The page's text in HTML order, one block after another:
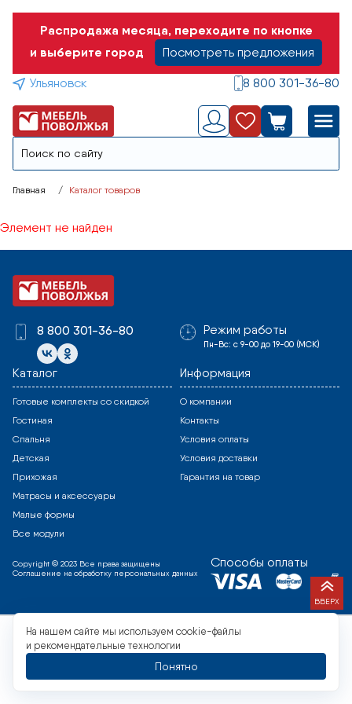
Распродажа месяца, переходите по кнопке
и выберите город
Посмотреть предложения
Ульяновск 8 800 301-36-80
Главная Каталог товаров
Элемент не найден
8 800 301-36-80 Режим работы
Пн-Вс: с 9-00 до 19-00 (МСК)
Каталог
Готовые комплекты со скидкой
Гостиная
Спальня
Детская
Прихожая
Матрасы и аксессуары
Малые формы
Все модули
Информация
О компании
Контакты
Условия оплаты
Условия доставки
Гарантия на товар
Copyright © 2023 Все права защищены
Соглашение на обработку персональных данных
Способы оплаты
ВВЕРХ
На нашем сайте мы используем cookie-файлы
и рекомендательные технологии
Понятно